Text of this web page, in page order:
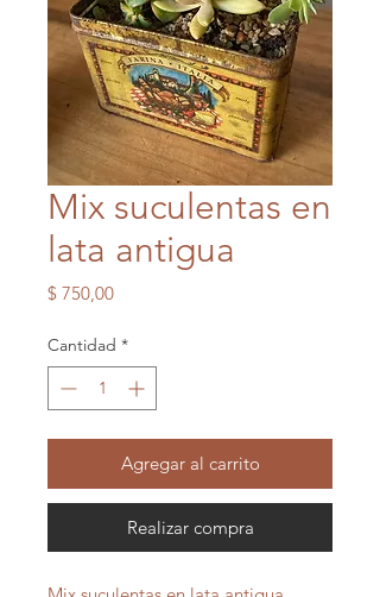
Mix suculentas en
lata antigua
$ 750,00Precio
Cantidad *
Agregar al carrito
Realizar compra